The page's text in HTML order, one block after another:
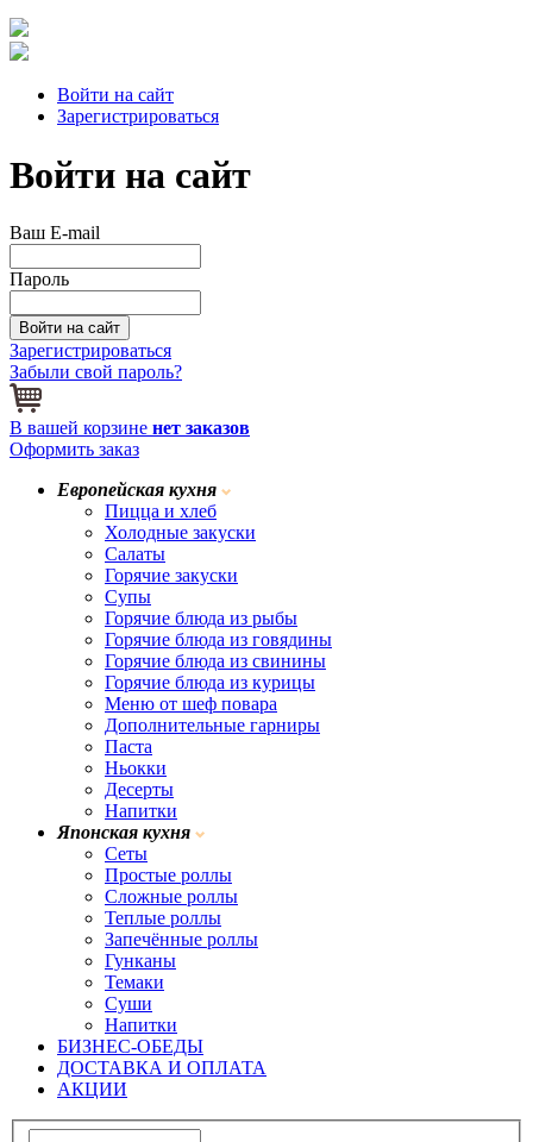
Войти на сайт
Зарегистрироваться
Войти на сайт
Ваш E-mail
Пароль
Зарегистрироваться
Забыли свой пароль?
В вашей корзине нет заказов
Оформить заказ
Европейская кухня
Пицца и хлеб
Холодные закуски
Салаты
Горячие закуски
Супы
Горячие блюда из рыбы
Горячие блюда из говядины
Горячие блюда из свинины
Горячие блюда из курицы
Меню от шеф повара
Дополнительные гарниры
Паста
Ньокки
Десерты
Напитки
Японская кухня
Сеты
Простые роллы
Сложные роллы
Теплые роллы
Запечённые роллы
Гунканы
Темаки
Суши
Напитки
БИЗНЕС-ОБЕДЫ
ДОСТАВКА И ОПЛАТА
АКЦИИ